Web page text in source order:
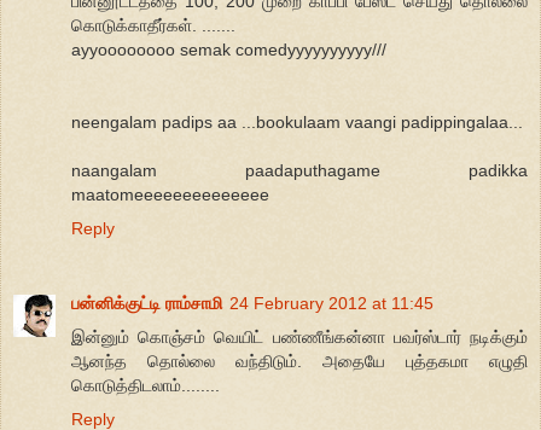
கொடுக்காதீர்கள். .......
ayyoooooooo semak comedyyyyyyyyyy///
neengalam padips aa ...bookulaam vaangi padippingalaa...
naangalam paadaputhagame padikka
maatomeeeeeeeeeeeeee
Reply
பன்னிக்குட்டி ராம்சாமி 24 February 2012 at 11:45
இன்னும் கொஞ்சம் வெயிட் பண்ணீங்கன்னா பவர்ஸ்டார் நடிக்கும்
ஆனந்த தொல்லை வந்திடும். அதையே புத்தகமா எழுதி
கொடுத்திடலாம்........
Reply